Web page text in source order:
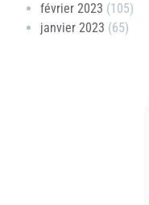
février 2023 (105)
janvier 2023 (65)